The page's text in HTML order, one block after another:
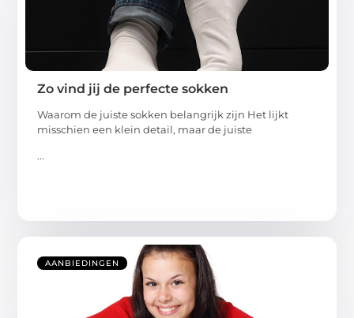
Zo vind jij de perfecte sokken
Waarom de juiste sokken belangrijk zijn Het lijkt
misschien een klein detail, maar de juiste
...
AANBIEDINGEN